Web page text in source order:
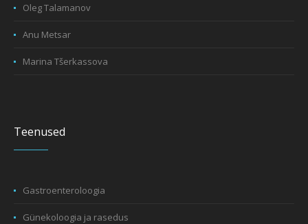
Oleg Talamanov
Anu Metsar
Marina Tšerkassova
Teenused
Gastroenteroloogia
Günekoloogia ja rasedus